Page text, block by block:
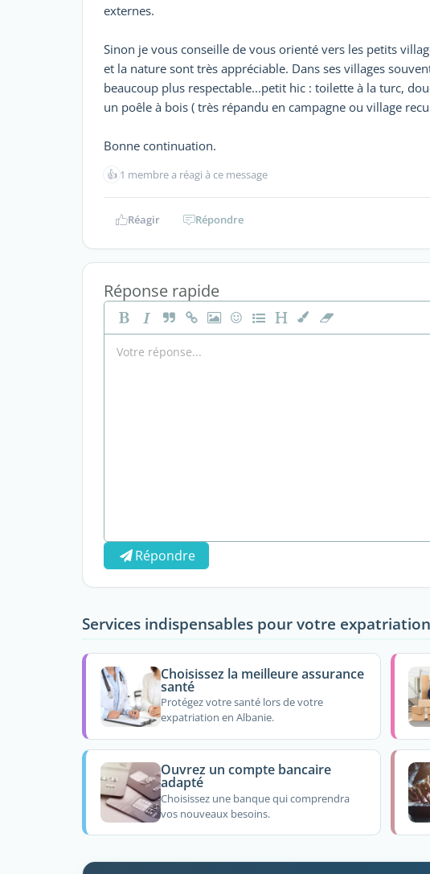
externes.
Sinon je vous conseille de vous orienté vers les petits
et la nature sont très appréciable. Dans ses villages
beaucoup plus respectable...petit hic : toilette à la turc,
un poêle à bois ( très répandu en campagne ou village
Bonne continuation.
👍 1 membre a réagi à ce message
Réagir Répondre
Réponse rapide
Répondre
Services indispensables pour votre expatriation
Choisissez la meilleure assurance
santé
Protégez votre santé lors de votre
expatriation en Albanie.
Ouvrez un compte bancaire
adapté
Choisissez une banque qui comprendra
vos nouveaux besoins.